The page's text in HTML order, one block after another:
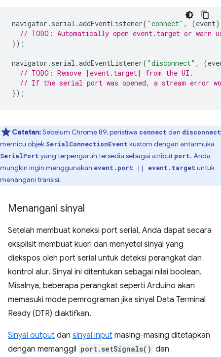
navigator . serial .addEventListener( "connect" , (event)
// TODO: Automatically open event.target or
});
navigator . serial .addEventListener( "disconnect" , (
// TODO: Remove |event.target| from the UI.
// If the serial port was opened, a stream error
});
Catatan:Sebelum Chrome 89, peristiwa connect dan disconnect
memicu objek SerialConnectionEvent kustom dengan antarmuka
SerialPort yang terpengaruh tersedia sebagai atribut port. Anda
mungkin ingin menggunakan event.port || event.target untuk
menangani transisi.
Menangani sinyal
Setelah membuat koneksi port serial, Anda dapat secara
eksplisit membuat kueri dan menyetel sinyal yang
diekspos oleh port serial untuk deteksi perangkat dan
kontrol alur. Sinyal ini ditentukan sebagai nilai boolean.
Misalnya, beberapa perangkat seperti Arduino akan
memasuki mode pemrograman jika sinyal Data Terminal
Ready (DTR) diaktifkan.
Sinyal output dan sinyal input masing-masing ditetapkan
dengan memanggil port.setSignals() dan